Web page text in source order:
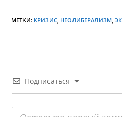
МЕТКИ: КРИЗИС, НЕОЛИБЕРАЛИЗМ,
Подписаться